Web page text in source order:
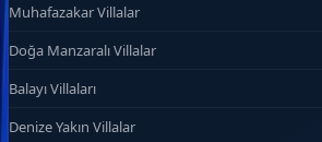
Muhafazakar Villalar
Doğa Manzaralı Villalar
Balayı Villaları
Denize Yakın Villalar